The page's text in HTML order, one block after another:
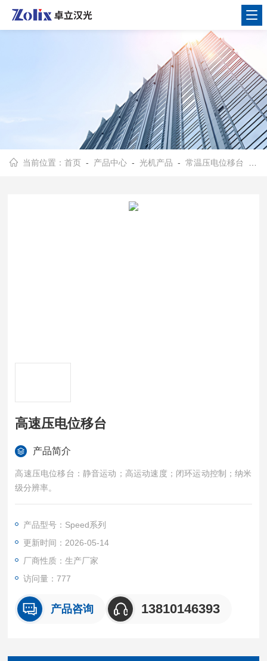
当前位置：首页 - 产品中心 -光机产品 -常温压电位移台
高速压电位移台
产品简介
高速压电位移台：静音运动；高运动速度；闭环运动控制；纳米
级分辨率。
产品型号：Speed系列
更新时间：2026-05-14
厂商性质：生产厂家
访问量：777
产品咨询 13810146393